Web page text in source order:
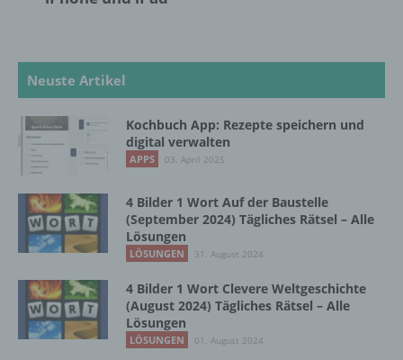
Neuste Artikel
Kochbuch App: Rezepte speichern und
digital verwalten
APPS 03. April 2025
4 Bilder 1 Wort Auf der Baustelle
(September 2024) Tägliches Rätsel – Alle
Lösungen
LÖSUNGEN 31. August 2024
4 Bilder 1 Wort Clevere Weltgeschichte
(August 2024) Tägliches Rätsel – Alle
Lösungen
LÖSUNGEN 01. August 2024
personenbezogenen Daten entscheidet.
Sind die Zwecke und Mittel dieser
Verarbeitung durch das Unionsrecht oder
das Recht der Mitgliedstaaten vorgegeben,
so kann der Verantwortliche
beziehungsweise können die bestimmten
Unionsrecht oder dem Recht der
Mitgliedstaaten vorgesehen werden.
Auftragsverarbeiter ist eine natürliche oder
juristische Person, Behörde, Einrichtung
oder andere Stelle, die personenbezogene